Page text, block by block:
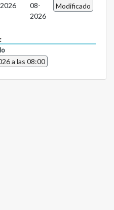
2026
08-
2026
Modificado
a las 08:00